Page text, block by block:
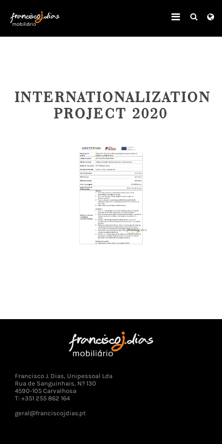
INTERNATIONALIZATION
PROJECT 2020
Francisco J. Dias, Unipessoal Lda
Rua de Sanguinhais, N? 130
4590-105 Carvalhosa
T: +351 255 862 164
geral@franciscojdias.pt